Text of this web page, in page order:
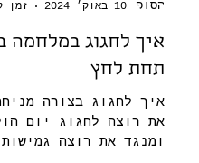
מיטל כהן
10 באוק׳ 2024
זמן
איך לחגוג במלחמה
תחת לחץ
איך לחגוג בצורה